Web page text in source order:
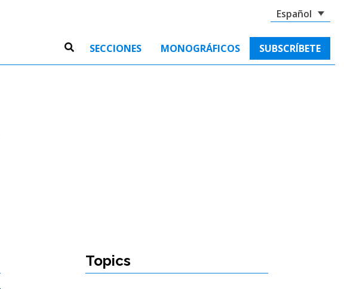
Español
SECCIONES MONOGRÁFICOS SUBSCRÍBETE
Topics